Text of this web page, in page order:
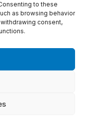
to these
as browsing behavior
consent,